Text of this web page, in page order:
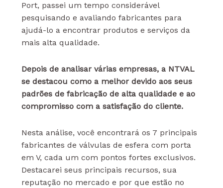
Port, passei um tempo considerável
pesquisando e avaliando fabricantes para
ajudá-lo a encontrar produtos e serviços da
mais alta qualidade.
Depois de analisar várias empresas, a NTVAL
se destacou como a melhor devido aos seus
padrões de fabricação de alta qualidade e ao
compromisso com a satisfação do cliente.
Nesta análise, você encontrará os 7 principais
fabricantes de válvulas de esfera com porta
em V, cada um com pontos fortes exclusivos.
Destacarei seus principais recursos, sua
reputação no mercado e por que estão no